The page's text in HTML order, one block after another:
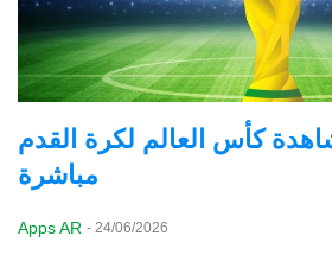
كأس العالم لكرة القدم
مباشرة
Apps AR - 24/06/2026